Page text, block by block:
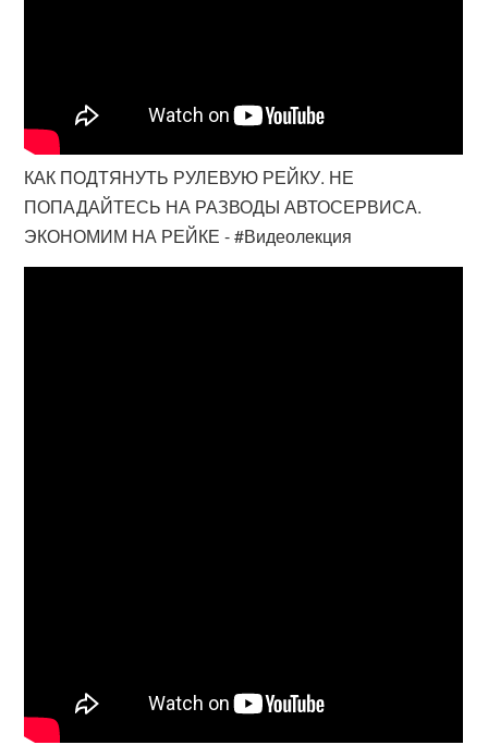
КАК ПОДТЯНУТЬ РУЛЕВУЮ РЕЙКУ. НЕ
ПОПАДАЙТЕСЬ НА РАЗВОДЫ АВТОСЕРВИСА.
ЭКОНОМИМ НА РЕЙКЕ - #Видеолекция